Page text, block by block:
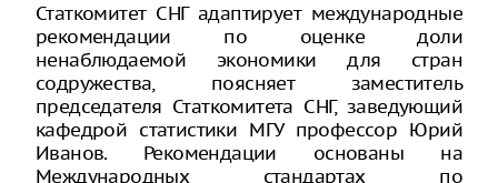
Статкомитет СНГ адаптирует международные
рекомендации по оценке доли
ненаблюдаемой экономики для стран
содружества, поясняет заместитель
председателя Статкомитета СНГ, заведующий
кафедрой статистики МГУ профессор Юрий
Иванов. Рекомендации основаны на
Международных стандартах по